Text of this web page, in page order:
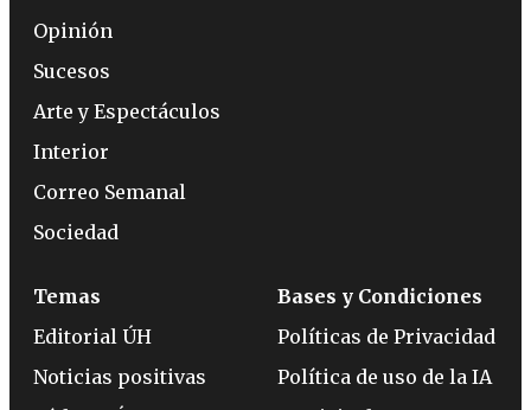
Opinión
Sucesos
Arte y Espectáculos
Interior
Correo Semanal
Sociedad
Temas
Editorial ÚH
Noticias positivas
Bases y Condiciones
Políticas de Privacidad
Política de uso de la IA